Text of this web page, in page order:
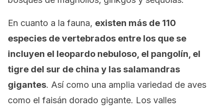
En cuanto a la fauna, existen más de 110
especies de vertebrados entre los que se
incluyen el leopardo nebuloso, el pangolín, el
tigre del sur de china y las salamandras
gigantes. Así como una amplia variedad de aves
como el faisán dorado gigante. Los valles